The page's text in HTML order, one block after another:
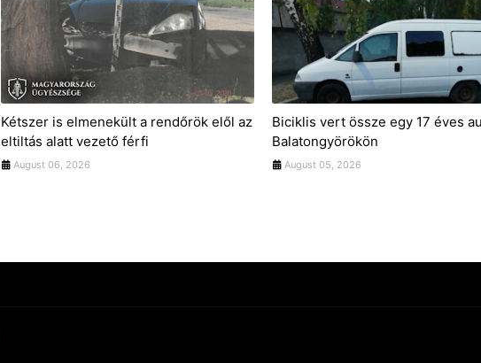
Kétszer is elmenekült a rendőrök elől az
eltiltás alatt vezető férfi
August 06, 2026
Biciklis vert össze egy 17 éves
Balatongyörökön
August 05, 2026